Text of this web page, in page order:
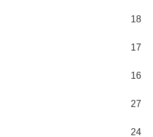
18
17
16
27
24